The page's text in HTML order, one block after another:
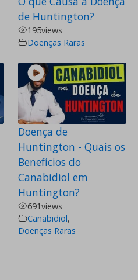
de Huntington?
195views
Doenças Raras
Doença de
Huntington - Quais os
Benefícios do
Canabidiol em
Huntington?
691views
Canabidiol,
Doenças Raras